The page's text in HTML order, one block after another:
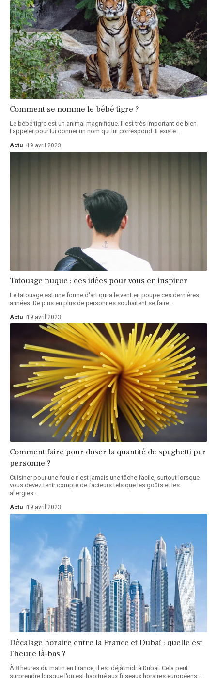
Comment se nomme le bébé tigre ?
Le bébé tigre est un animal magnifique. Il est très important de bien
l'appeler pour lui donner un nom qui lui correspond. Il existe…
Actu 19 avril 2023
Tatouage nuque : des idées pour vous en inspirer
Le tatouage est une forme d'art qui a le vent en poupe ces dernières
années. De plus en plus de personnes souhaitent se faire…
Actu 19 avril 2023
Comment faire pour doser la quantité de spaghetti par
personne ?
Cuisiner pour une foule n'est jamais une tâche facile, surtout lorsque
vous devez tenir compte de facteurs tels que les goûts et les
allergies…
Actu 19 avril 2023
Décalage horaire entre la France et Dubaï : quelle est
l’heure là-bas ?
À 8 heures du matin en France, il est déjà midi à Dubaï. Cela peut
surprendre lorsque l'on est habitué aux fuseaux horaires européens.…